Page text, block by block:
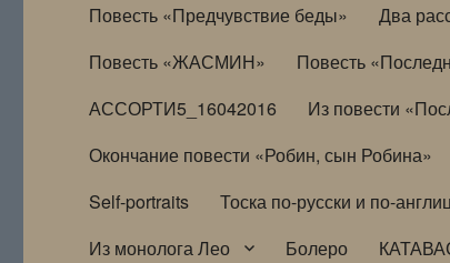
Повесть «Предчувствие беды»
Два
Повесть «ЖАСМИН»
Повесть
АССОРТИ5_16042016
Из повести
Окончание повести «Робин, сын Робина»
Self-portraits
Тоска по-русски и по-
Из монолога Лео
Болеро